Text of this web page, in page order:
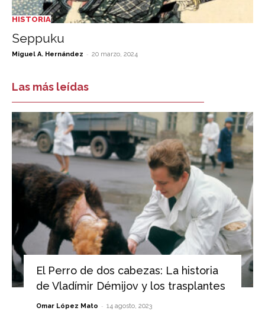
HISTORIA
Seppuku
Miguel A. Hernández - 20 marzo, 2024
Las más leídas
El Perro de dos cabezas: La historia
de Vladímir Démijov y los trasplantes
Omar López Mato - 14 agosto, 2023